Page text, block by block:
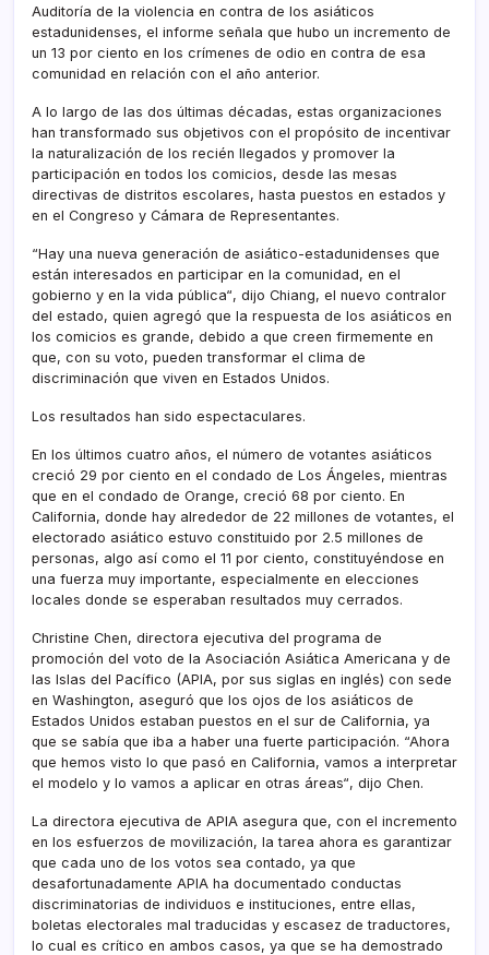
Auditorí­a de la violencia en contra de los asiáticos
estadunidenses, el informe señala que hubo un incremento de
un 13 por ciento en los crí­menes de odio en contra de esa
comunidad en relación con el año anterior.
A lo largo de las dos últimas décadas, estas organizaciones
han transformado sus objetivos con el propósito de incentivar
la naturalización de los recién llegados y promover la
participación en todos los comicios, desde las mesas
directivas de distritos escolares, hasta puestos en estados y
en el Congreso y Cámara de Representantes.
“Hay una nueva generación de asiático-estadunidenses que
están interesados en participar en la comunidad, en el
gobierno y en la vida pública“, dijo Chiang, el nuevo contralor
del estado, quien agregó que la respuesta de los asiáticos en
los comicios es grande, debido a que creen firmemente en
que, con su voto, pueden transformar el clima de
discriminación que viven en Estados Unidos.
Los resultados han sido espectaculares.
En los últimos cuatro años, el número de votantes asiáticos
creció 29 por ciento en el condado de Los Ángeles, mientras
que en el condado de Orange, creció 68 por ciento. En
California, donde hay alrededor de 22 millones de votantes, el
electorado asiático estuvo constituido por 2.5 millones de
personas, algo así­ como el 11 por ciento, constituyéndose en
una fuerza muy importante, especialmente en elecciones
locales donde se esperaban resultados muy cerrados.
Christine Chen, directora ejecutiva del programa de
promoción del voto de la Asociación Asiática Americana y de
las Islas del Pací­fico (APIA, por sus siglas en inglés) con sede
en Washington, aseguró que los ojos de los asiáticos de
Estados Unidos estaban puestos en el sur de California, ya
que se sabí­a que iba a haber una fuerte participación. “Ahora
que hemos visto lo que pasó en California, vamos a interpretar
el modelo y lo vamos a aplicar en otras áreas“, dijo Chen.
La directora ejecutiva de APIA asegura que, con el incremento
en los esfuerzos de movilización, la tarea ahora es garantizar
que cada uno de los votos sea contado, ya que
desafortunadamente APIA ha documentado conductas
discriminatorias de individuos e instituciones, entre ellas,
boletas electorales mal traducidas y escasez de traductores,
lo cual es crí­tico en ambos casos, ya que se ha demostrado